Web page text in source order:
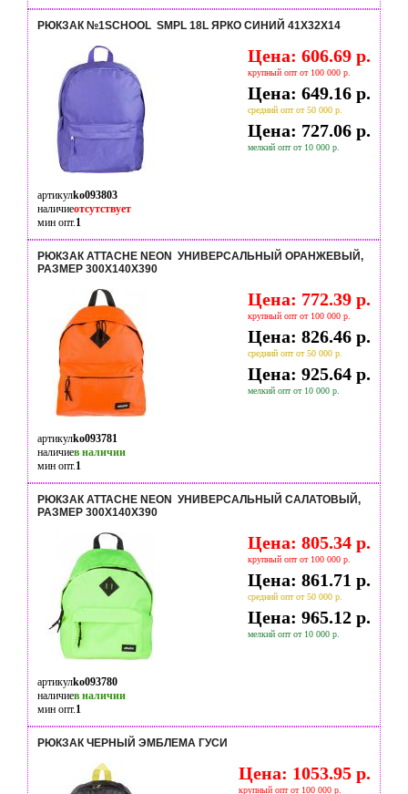
РЮКЗАК №1SCHOOL SMPL 18L ЯРКО СИНИЙ 41Х32Х14
Цена: 606.69 р.
крупный опт от 100 000 р.
Цена: 649.16 р.
средний опт от 50 000 р.
Цена: 727.06 р.
мелкий опт от 10 000 р.
артикулko093803
наличиеотсутствует
мин опт.1
РЮКЗАК ATTACHE NEON УНИВЕРСАЛЬНЫЙ ОРАНЖЕВЫЙ,
РАЗМЕР 300X140X390
Цена: 772.39 р.
крупный опт от 100 000 р.
Цена: 826.46 р.
средний опт от 50 000 р.
Цена: 925.64 р.
мелкий опт от 10 000 р.
артикулko093781
наличиев наличии
мин опт.1
РЮКЗАК ATTACHE NEON УНИВЕРСАЛЬНЫЙ САЛАТОВЫЙ,
РАЗМЕР 300X140X390
Цена: 805.34 р.
крупный опт от 100 000 р.
Цена: 861.71 р.
средний опт от 50 000 р.
Цена: 965.12 р.
мелкий опт от 10 000 р.
артикулko093780
наличиев наличии
мин опт.1
РЮКЗАК ЧЕРНЫЙ ЭМБЛЕМА ГУСИ
Цена: 1053.95 р.
крупный опт от 100 000 р.